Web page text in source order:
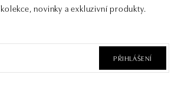
novinky a exkluzivní produkty.
PŘIHLÁŠENÍ